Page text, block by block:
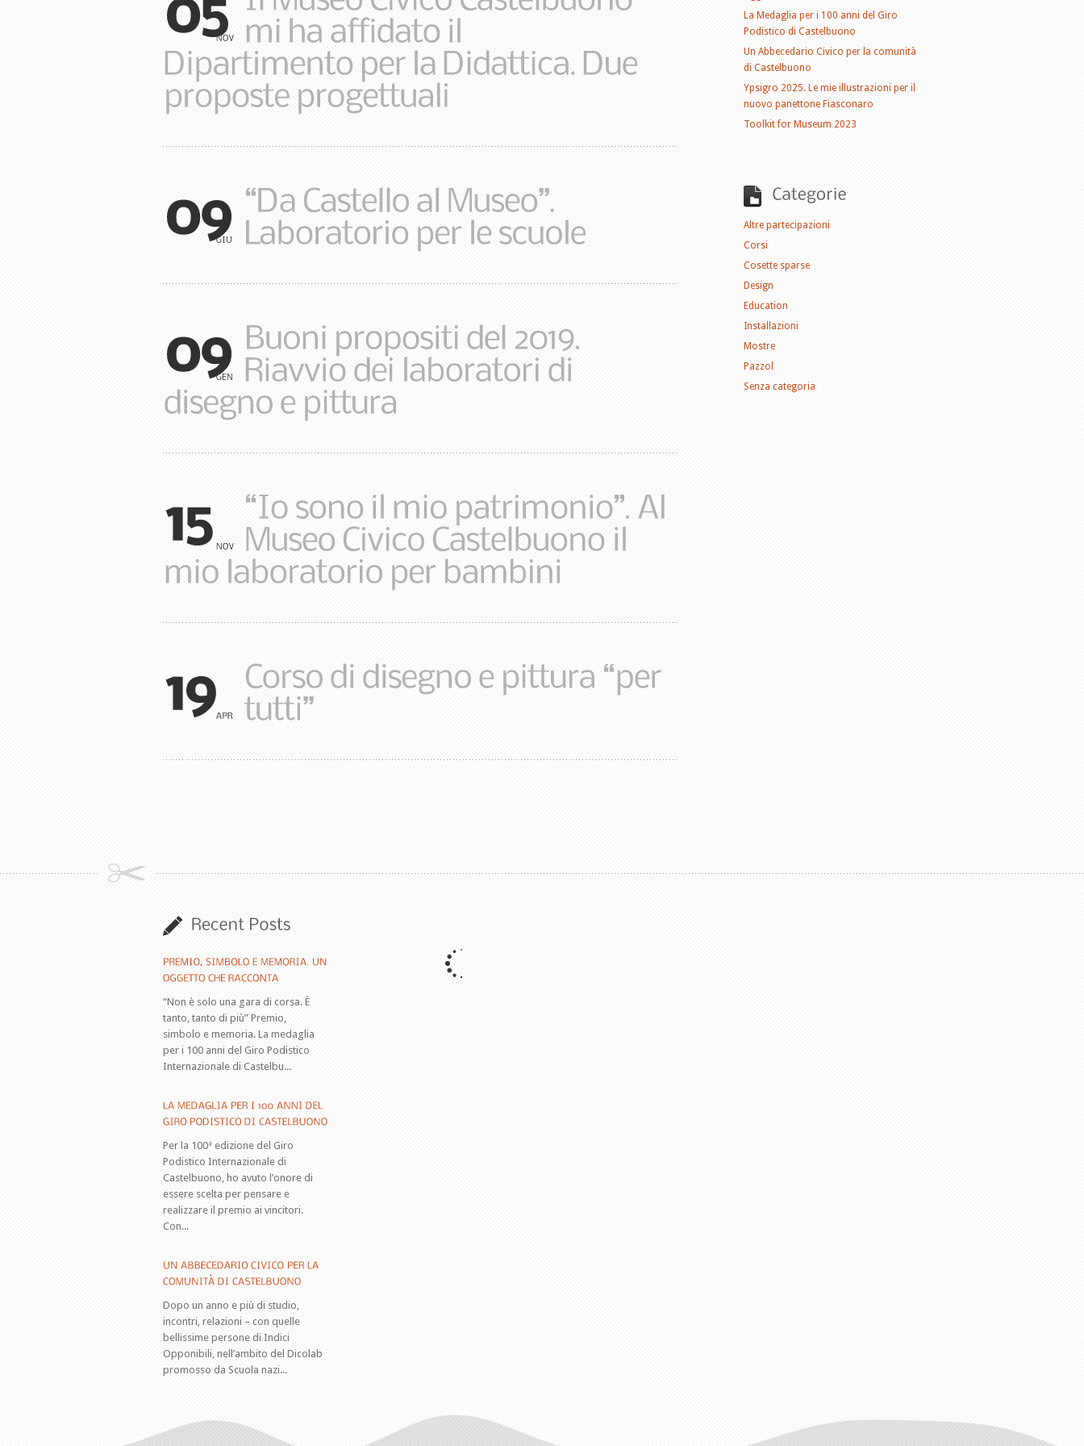
La Medaglia per i 100 anni del Giro
Podistico di Castelbuono
Un Abbecedario Civico per la comunità
di Castelbuono
Ypsigro 2025. Le mie illustrazioni per il
nuovo panettone Fiasconaro
Toolkit for Museum 2023
Altre partecipazioni
Corsi
Cosette sparse
Design
Education
Installazioni
Mostre
Pazzol
Senza categoria
“Non è solo una gara di corsa. È
tanto, tanto di più” Premio,
simbolo e memoria. La medaglia
per i 100 anni del Giro Podistico
Internazionale di Castelbu...
Per la 100ª edizione del Giro
Podistico Internazionale di
Castelbuono, ho avuto l’onore di
essere scelta per pensare e
realizzare il premio ai vincitori.
Con...
Dopo un anno e più di studio,
incontri, relazioni – con quelle
bellissime persone di Indici
Opponibili, nell’ambito del Dicolab
promosso da Scuola nazi...